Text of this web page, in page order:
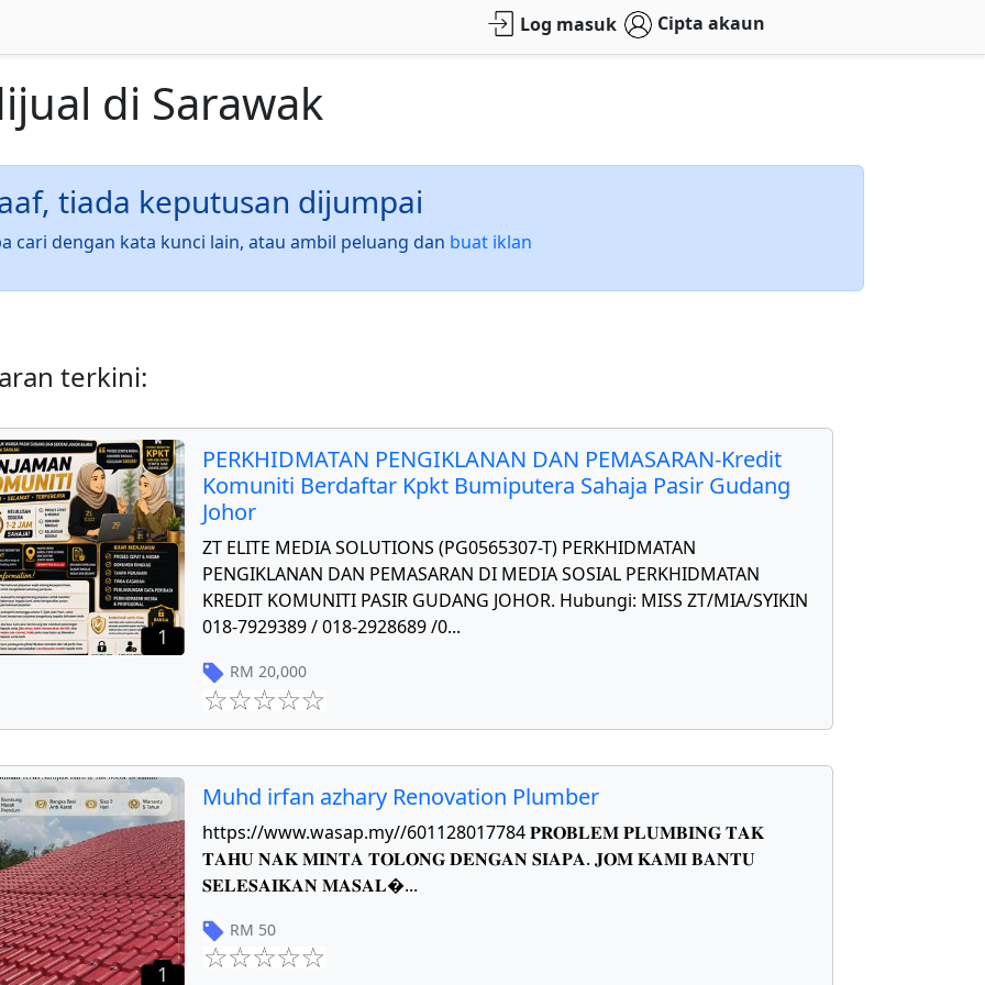
Log masuk Cipta akaun
di Sarawak
tiada keputusan dijumpai
cari dengan kata kunci lain, atau ambil peluang dan buat iklan
terkini:
1
PERKHIDMATAN PENGIKLANAN DAN PEMASARAN-Kredit
Komuniti Berdaftar Kpkt Bumiputera Sahaja Pasir Gudang
Johor
ZT ELITE MEDIA SOLUTIONS (PG0565307-T) PERKHIDMATAN
PENGIKLANAN DAN PEMASARAN DI MEDIA SOSIAL PERKHIDMATAN
KREDIT KOMUNITI PASIR GUDANG JOHOR. Hubungi: MISS ZT/MIA/SYIKIN
018-7929389 / 018-2928689 /0...
RM 20,000
1
Muhd irfan azhary Renovation Plumber
https://www.wasap.my//601128017784 𝐏𝐑𝐎𝐁𝐋𝐄𝐌 𝐏𝐋𝐔𝐌𝐁𝐈𝐍𝐆 𝐓𝐀𝐊
𝐓𝐀𝐇𝐔 𝐍𝐀𝐊 𝐌𝐈𝐍𝐓𝐀 𝐓𝐎𝐋𝐎𝐍𝐆 𝐃𝐄𝐍𝐆𝐀𝐍 𝐒𝐈𝐀𝐏𝐀. 𝐉𝐎𝐌 𝐊𝐀𝐌𝐈 𝐁𝐀𝐍𝐓𝐔
𝐒𝐄𝐋𝐄𝐒𝐀𝐈𝐊𝐀𝐍 𝐌𝐀𝐒𝐀𝐋...
RM 50